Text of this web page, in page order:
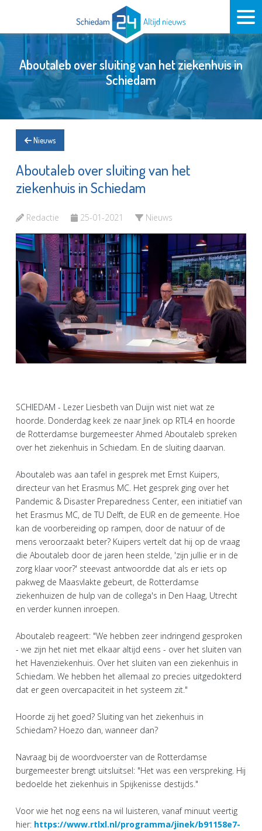
Aboutaleb over sluiting van het ziekenhuis in
Schiedam
Nieuws
Aboutaleb over sluiting van het
ziekenhuis in Schiedam
Redactie 25-01-2021 Nieuws
SCHIEDAM - Lezer Liesbeth van Duijn wist niet wat ze
hoorde. Donderdag keek ze naar Jinek op RTL4 en hoorde
de Rotterdamse burgemeester Ahmed Aboutaleb spreken
over het ziekenhuis in Schiedam. En de sluiting daarvan.
Aboutaleb was aan tafel in gesprek met Ernst Kuipers,
directeur van het Erasmus MC. Het gesprek ging over het
Pandemic & Disaster Preparedness Center, een initiatief van
het Erasmus MC, de TU Delft, de EUR en de gemeente. Hoe
kan de voorbereiding op rampen, door de natuur of de
mens veroorzaakt beter? Kuipers vertelt dat hij op de vraag
die Aboutaleb door de jaren heen stelde, 'zijn jullie er in de
zorg klaar voor?' steevast antwoordde dat als er iets op
pakweg de Maasvlakte gebeurt, de Rotterdamse
ziekenhuizen de hulp van de collega's in Den Haag, Utrecht
en verder kunnen inroepen.
Aboutaleb reageert: "We hebben zeer indringend gesproken
- we zijn het niet met elkaar altijd eens - over het sluiten van
het Havenziekenhuis. Over het sluiten van een ziekenhuis in
Schiedam. We hebben het allemaal zo precies uitgedokterd
dat er geen overcapaciteit in het systeem zit."
Hoorde zij het goed? Sluiting van het ziekenhuis in
Schiedam? Hoezo dan, wanneer dan?
Navraag bij de woordvoerster van de Rotterdamse
burgemeester brengt uitsluitsel: "Het was een verspreking. Hij
bedoelde het ziekenhuis in Spijkenisse destijds."
Voor wie het nog eens na wil luisteren, vanaf minuut veertig
hier: https://www.rtlxl.nl/programma/jinek/b91158e7-